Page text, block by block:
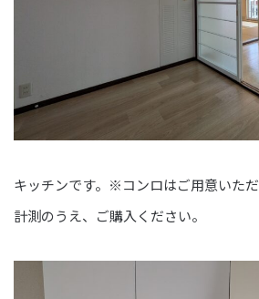
キッチンです。※コンロはご用意いた
計測のうえ、ご購入ください。